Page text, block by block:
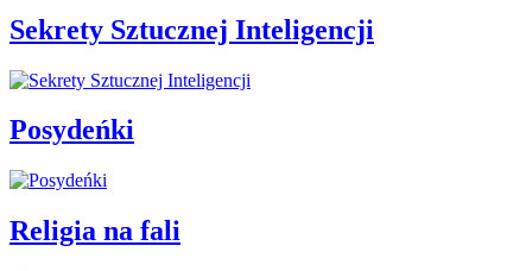
Sekrety Sztucznej Inteligencji
Posydeńki
Religia na fali